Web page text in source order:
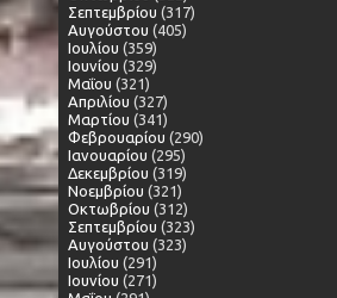
Σεπτεμβρίου (317)
Αυγούστου (405)
Ιουλίου (359)
Ιουνίου (329)
Μαΐου (321)
Απριλίου (327)
Μαρτίου (341)
Φεβρουαρίου (290)
Ιανουαρίου (295)
Δεκεμβρίου (319)
Νοεμβρίου (321)
Οκτωβρίου (312)
Σεπτεμβρίου (323)
Αυγούστου (323)
Ιουλίου (291)
Ιουνίου (271)